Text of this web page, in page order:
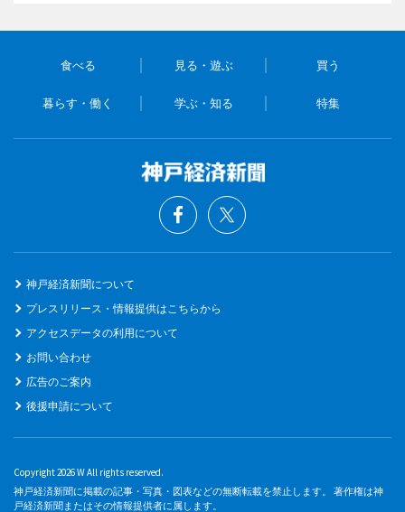
食べる 見る・遊ぶ 買う
暮らす・働く 学ぶ・知る 特集
神戸経済新聞について
プレスリリース・情報提供はこちらから
アクセスデータの利用について
お問い合わせ
広告のご案内
後援申請について
Copyright 2026 W All rights reserved.
神戸経済新聞に掲載の記事・写真・図表などの無断転載を禁止します。 著作権は神
戸経済新聞またはその情報提供者に属します。